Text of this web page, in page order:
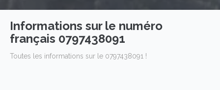
Informations sur le numéro
français 0797438091
Toutes les informations sur le 0797438091 !